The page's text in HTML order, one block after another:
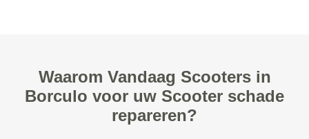
Waarom Vandaag Scooters in
Borculo voor uw Scooter schade
repareren?